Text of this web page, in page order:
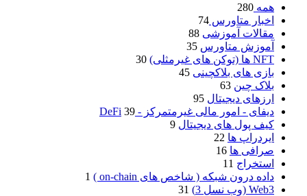
همه 280
اخبار متاورس 74
مقالات آموزشی 88
آموزش متاورس 35
NFT ها (توکن های غیرمثلی)
30
بازی های بلاکچینی 45
بلاک چین 63
ارزهای دیجیتال 95
دیفای - امور مالی غیرمتمرکز - DeFi 39
کیف پول های دیجیتال 9
ایردراپ ها 22
صرافی ها 16
استخراج 11
داده درون شبکه ( شاخص های on-chain )
1
Web3 (وب نسل 3)
31